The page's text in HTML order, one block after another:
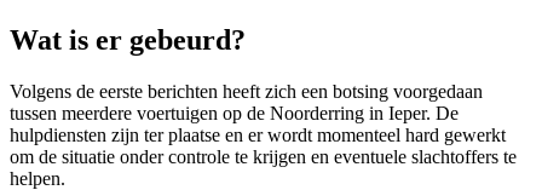
Wat is er gebeurd?
Volgens de eerste berichten heeft zich een botsing voorgedaan
tussen meerdere voertuigen op de Noorderring in Ieper. De
hulpdiensten zijn ter plaatse en er wordt momenteel hard gewerkt
om de situatie onder controle te krijgen en eventuele slachtoffers te
helpen.